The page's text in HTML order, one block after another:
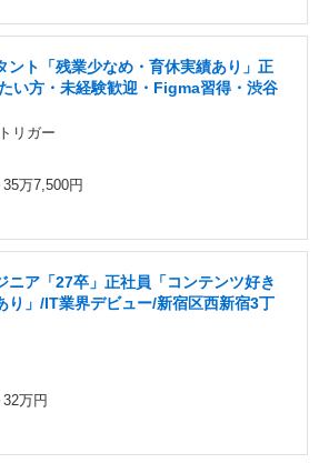
ント「残業少なめ・育休実績あり」正
い方・未経験歓迎・Figma習得・渋谷
リガー
万7,500円
ニア「27卒」正社員「コンテンツ好き
り」/IT業界デビュー/新宿区西新宿3丁
32万円